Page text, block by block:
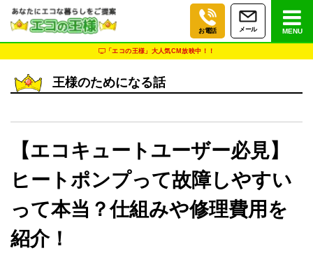
お電話 メール MENU
「エコの王様」大人気CM放映中！！
王様のためになる話
【エコキュートユーザー必見】
ヒートポンプって故障しやすい
って本当？仕組みや修理費用を
紹介！